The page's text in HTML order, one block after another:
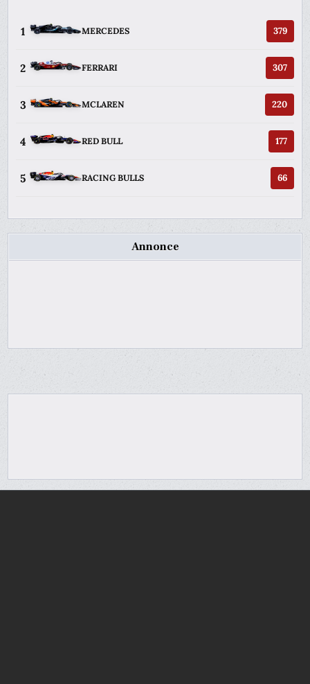
1 MERCEDES 379
2 FERRARI 307
3 MCLAREN 220
4 RED BULL 177
5 RACING BULLS 66
Annonce